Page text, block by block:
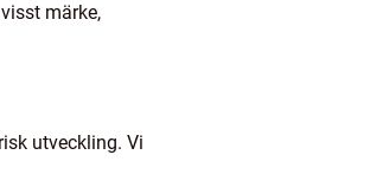
märke,
utveckling. Vi